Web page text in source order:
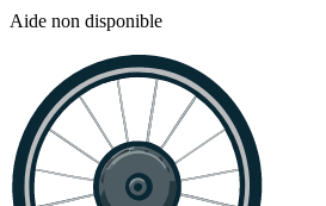
Aide non disponible